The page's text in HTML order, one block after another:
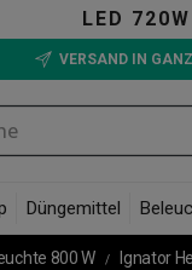
LED 720W GB
VERSAND IN GANZ
Düngemittel
800 W Ignator